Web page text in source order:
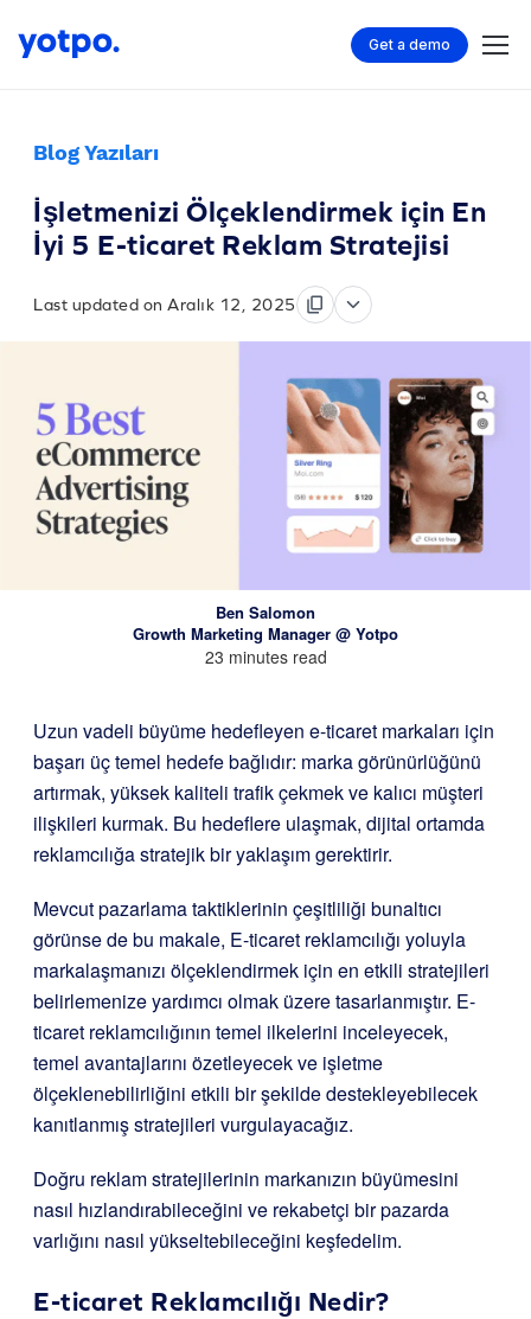
Get a demo
Blog Yazıları
İşletmenizi Ölçeklendirmek için En
İyi 5 E-ticaret Reklam Stratejisi
Last updated on Aralık 12, 2025
Ben Salomon
Growth Marketing Manager @ Yotpo
23 minutes read
Uzun vadeli büyüme hedefleyen e-ticaret markaları için
başarı üç temel hedefe bağlıdır: marka görünürlüğünü
artırmak, yüksek kaliteli trafik çekmek ve kalıcı müşteri
ilişkileri kurmak. Bu hedeflere ulaşmak, dijital ortamda
reklamcılığa stratejik bir yaklaşım gerektirir.
Mevcut pazarlama taktiklerinin çeşitliliği bunaltıcı
görünse de bu makale, E-ticaret reklamcılığı yoluyla
markalaşmanızı ölçeklendirmek için en etkili stratejileri
belirlemenize yardımcı olmak üzere tasarlanmıştır. E-
ticaret reklamcılığının temel ilkelerini inceleyecek,
temel avantajlarını özetleyecek ve işletme
ölçeklenebilirliğini etkili bir şekilde destekleyebilecek
kanıtlanmış stratejileri vurgulayacağız.
Doğru reklam stratejilerinin markanızın büyümesini
nasıl hızlandırabileceğini ve rekabetçi bir pazarda
varlığını nasıl yükseltebileceğini keşfedelim.
E-ticaret Reklamcılığı Nedir?